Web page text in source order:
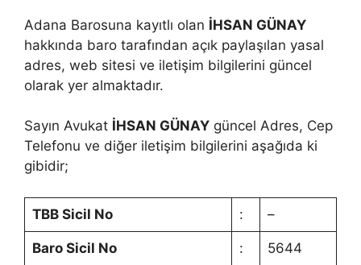
Adana Barosuna kayıtlı olan İHSAN GÜNAY
hakkında baro tarafından açık paylaşılan yasal
adres, web sitesi ve iletişim bilgilerini güncel
olarak yer almaktadır.
Sayın Avukat İHSAN GÜNAY güncel Adres, Cep
Telefonu ve diğer iletişim bilgilerini aşağıda ki
gibidir;
TBB Sicil No : –
Baro Sicil No : 5644